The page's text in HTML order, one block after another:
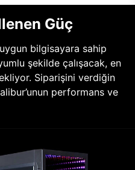
Güç
bilgisayara sahip
şekilde çalışacak, en
Siparişini verdiğin
performans ve